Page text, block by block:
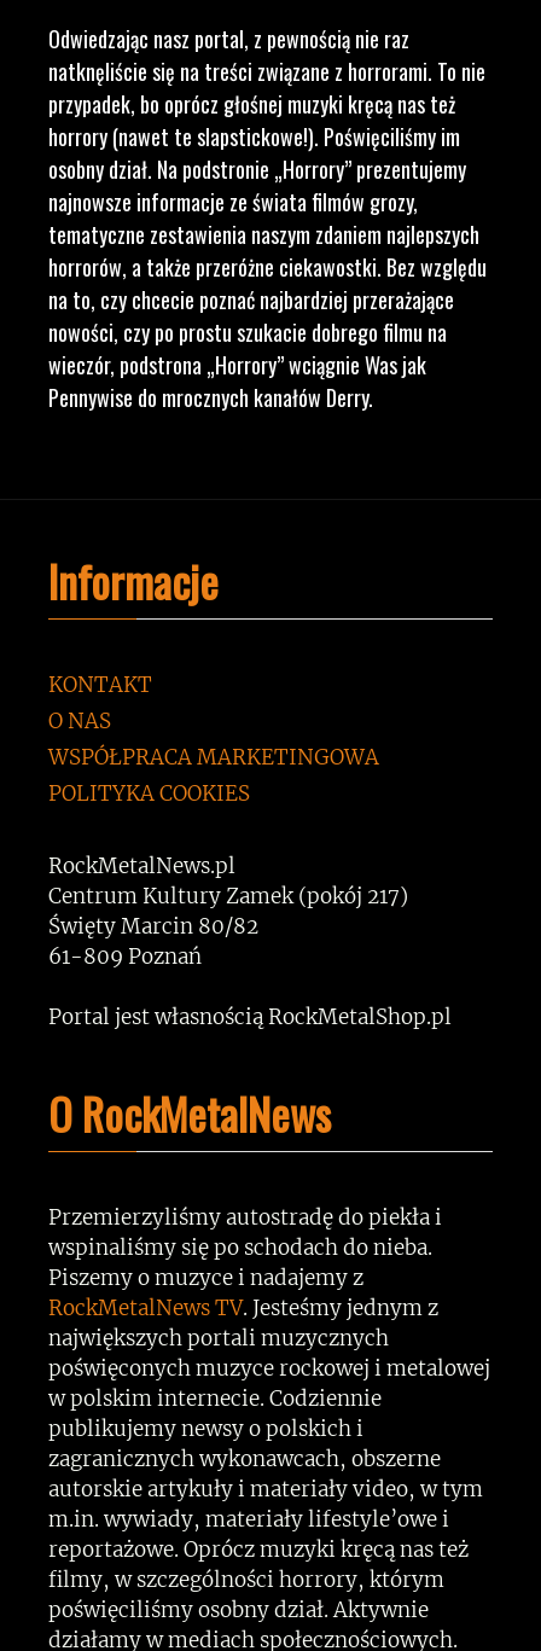
Odwiedzając nasz portal, z pewnością nie raz
natknęliście się na treści związane z horrorami. To nie
przypadek, bo oprócz głośnej muzyki kręcą nas też
horrory (nawet te slapstickowe!). Poświęciliśmy im
osobny dział. Na podstronie „Horrory” prezentujemy
najnowsze informacje ze świata filmów grozy,
tematyczne zestawienia naszym zdaniem najlepszych
horrorów, a także przeróżne ciekawostki. Bez względu
na to, czy chcecie poznać najbardziej przerażające
nowości, czy po prostu szukacie dobrego filmu na
wieczór, podstrona „Horrory” wciągnie Was jak
Pennywise do mrocznych kanałów Derry.
Informacje
KONTAKT
O NAS
WSPÓŁPRACA MARKETINGOWA
POLITYKA COOKIES
RockMetalNews.pl
Centrum Kultury Zamek (pokój 217)
Święty Marcin 80/82
61-809 Poznań
Portal jest własnością RockMetalShop.pl
O RockMetalNews
Przemierzyliśmy autostradę do piekła i
wspinaliśmy się po schodach do nieba.
Piszemy o muzyce i nadajemy z
RockMetalNews TV. Jesteśmy jednym z
największych portali muzycznych
poświęconych muzyce rockowej i metalowej
w polskim internecie. Codziennie
publikujemy newsy o polskich i
zagranicznych wykonawcach, obszerne
autorskie artykuły i materiały video, w tym
m.in. wywiady, materiały lifestyle’owe i
reportażowe. Oprócz muzyki kręcą nas też
filmy, w szczególności horrory, którym
poświęciliśmy osobny dział. Aktywnie
działamy w mediach społecznościowych.